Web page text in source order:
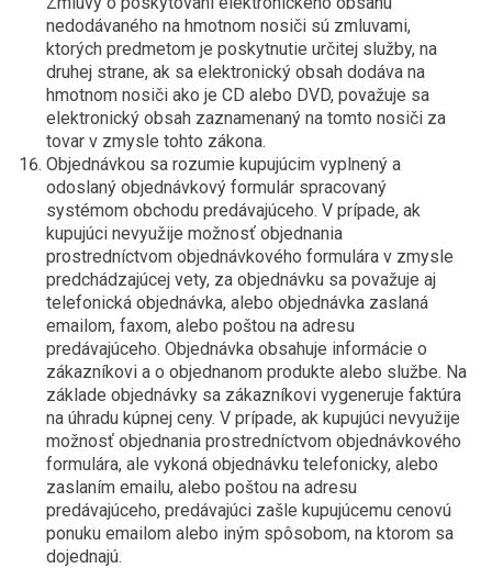
nedodávaného na hmotnom nosiči sú zmluvami,
ktorých predmetom je poskytnutie určitej služby, na
druhej strane, ak sa elektronický obsah dodáva na
hmotnom nosiči ako je CD alebo DVD, považuje sa
elektronický obsah zaznamenaný na tomto nosiči za
tovar v zmysle tohto zákona.
Objednávkou sa rozumie kupujúcim vyplnený a
odoslaný objednávkový formulár spracovaný
systémom obchodu predávajúceho. V prípade, ak
kupujúci nevyužije možnosť objednania
prostredníctvom objednávkového formulára v zmysle
predchádzajúcej vety, za objednávku sa považuje aj
telefonická objednávka, alebo objednávka zaslaná
emailom, faxom, alebo poštou na adresu
predávajúceho. Objednávka obsahuje informácie o
zákazníkovi a o objednanom produkte alebo službe. Na
základe objednávky sa zákazníkovi vygeneruje faktúra
na úhradu kúpnej ceny. V prípade, ak kupujúci nevyužije
možnosť objednania prostredníctvom objednávkového
formulára, ale vykoná objednávku telefonicky, alebo
zaslaním emailu, alebo poštou na adresu
predávajúceho, predávajúci zašle kupujúcemu cenovú
ponuku emailom alebo iným spôsobom, na ktorom sa
dojednajú.